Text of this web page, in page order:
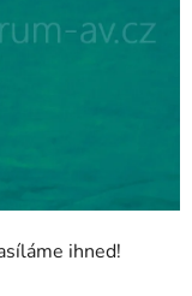
ihned!